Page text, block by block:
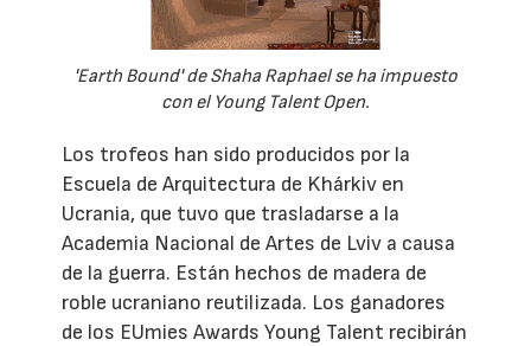
'Earth Bound' de Shaha Raphael se ha impuesto
con el Young Talent Open.
Los trofeos han sido producidos por la
Escuela de Arquitectura de Khárkiv en
Ucrania, que tuvo que trasladarse a la
Academia Nacional de Artes de Lviv a causa
de la guerra. Están hechos de madera de
roble ucraniano reutilizada. Los ganadores
de los EUmies Awards Young Talent recibirán